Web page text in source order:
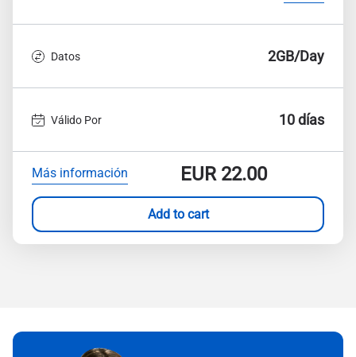
Datos 2GB/Day
Válido Por 10 días
Más información EUR22.00
Add to cart